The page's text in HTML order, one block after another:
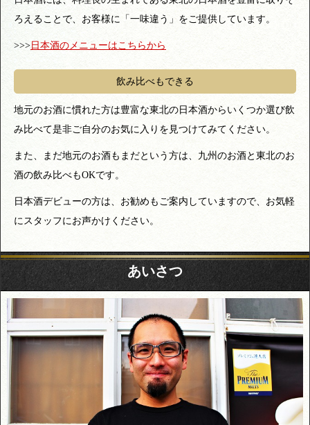
ろえることで、お客様に「一味違う」をご提供しています。
>>> 日本酒のメニューはこちらから
飲み比べもできる
地元のお酒に慣れた方は豊富な東北の日本酒からいくつか選び飲
み比べて是非ご自分のお気に入りを見つけてみてください。
また、まだ地元のお酒もまだという方は、九州のお酒と東北のお
酒の飲み比べもOKです。
日本酒デビューの方は、お勧めもご案内していますので、お気軽
にスタッフにお声かけください。
あいさつ